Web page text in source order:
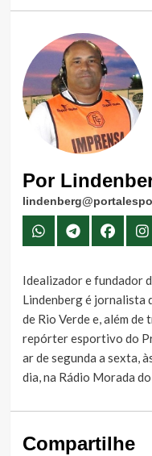
Por
Idealizador e fundador
Lindenberg é jornalista
de Rio Verde e, além
repórter esportivo do
ar de segunda a sexta,
dia, na Rádio Morada
Compartilhe